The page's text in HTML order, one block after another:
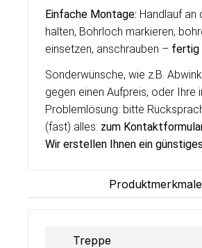
Einfache Montage: Handlauf an
halten, Bohrloch markieren,
einsetzen, anschrauben – fertig
Sonderwünsche, wie z.B.
gegen einen Aufpreis, oder Ihre
Problemlösung: bitte
(fast) alles: zum
Wir erstellen Ihnen ein gü
Produktmerkmale
Treppe